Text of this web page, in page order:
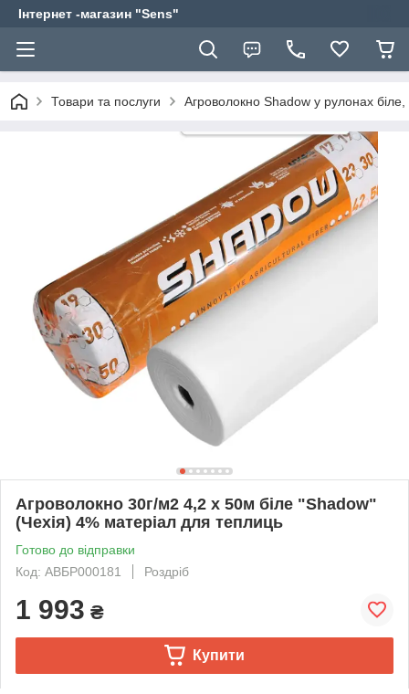
Інтернет -магазин "Sens"
Товари та послуги Агроволокно Shadow у рулонах
Агроволокно 30г/м2 4,2 х 50м біле "Shadow"
(Чехія) 4% матеріал для теплиць
Готово до відправки
Код: АВБР000181
Роздріб
1 993 ₴
Купити